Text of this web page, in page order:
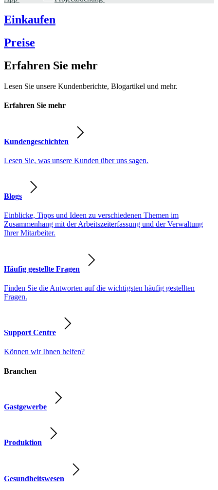
Einkaufen
Preise
Erfahren Sie mehr
Lesen Sie unsere Kundenberichte, Blogartikel und mehr.
Erfahren Sie mehr
Kundengeschichten
Lesen Sie, was unsere Kunden über uns sagen.
Blogs
Einblicke, Tipps und Ideen zu verschiedenen Themen im
Zusammenhang mit der Arbeitszeiterfassung und der Verwaltung
Ihrer Mitarbeiter.
Häufig gestellte Fragen
Finden Sie die Antworten auf die wichtigsten häufig gestellten
Fragen.
Support Centre
Können wir Ihnen helfen?
Branchen
Gastgewerbe
Produktion
Gesundheitswesen